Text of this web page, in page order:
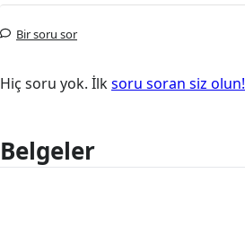
Bir soru sor
Hiç soru yok. İlksoru soran siz olun!
Belgeler